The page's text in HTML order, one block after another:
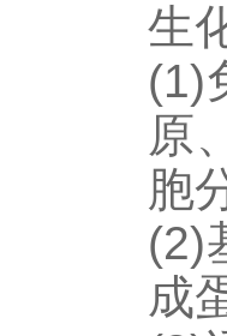
生
(1)
原
胞
(2)
成